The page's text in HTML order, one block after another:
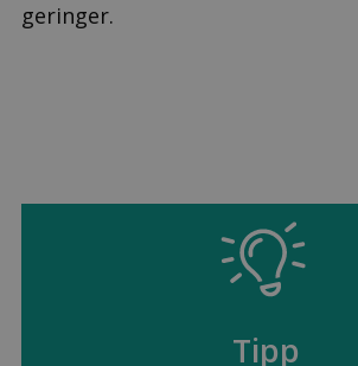
geringer.
Tipp